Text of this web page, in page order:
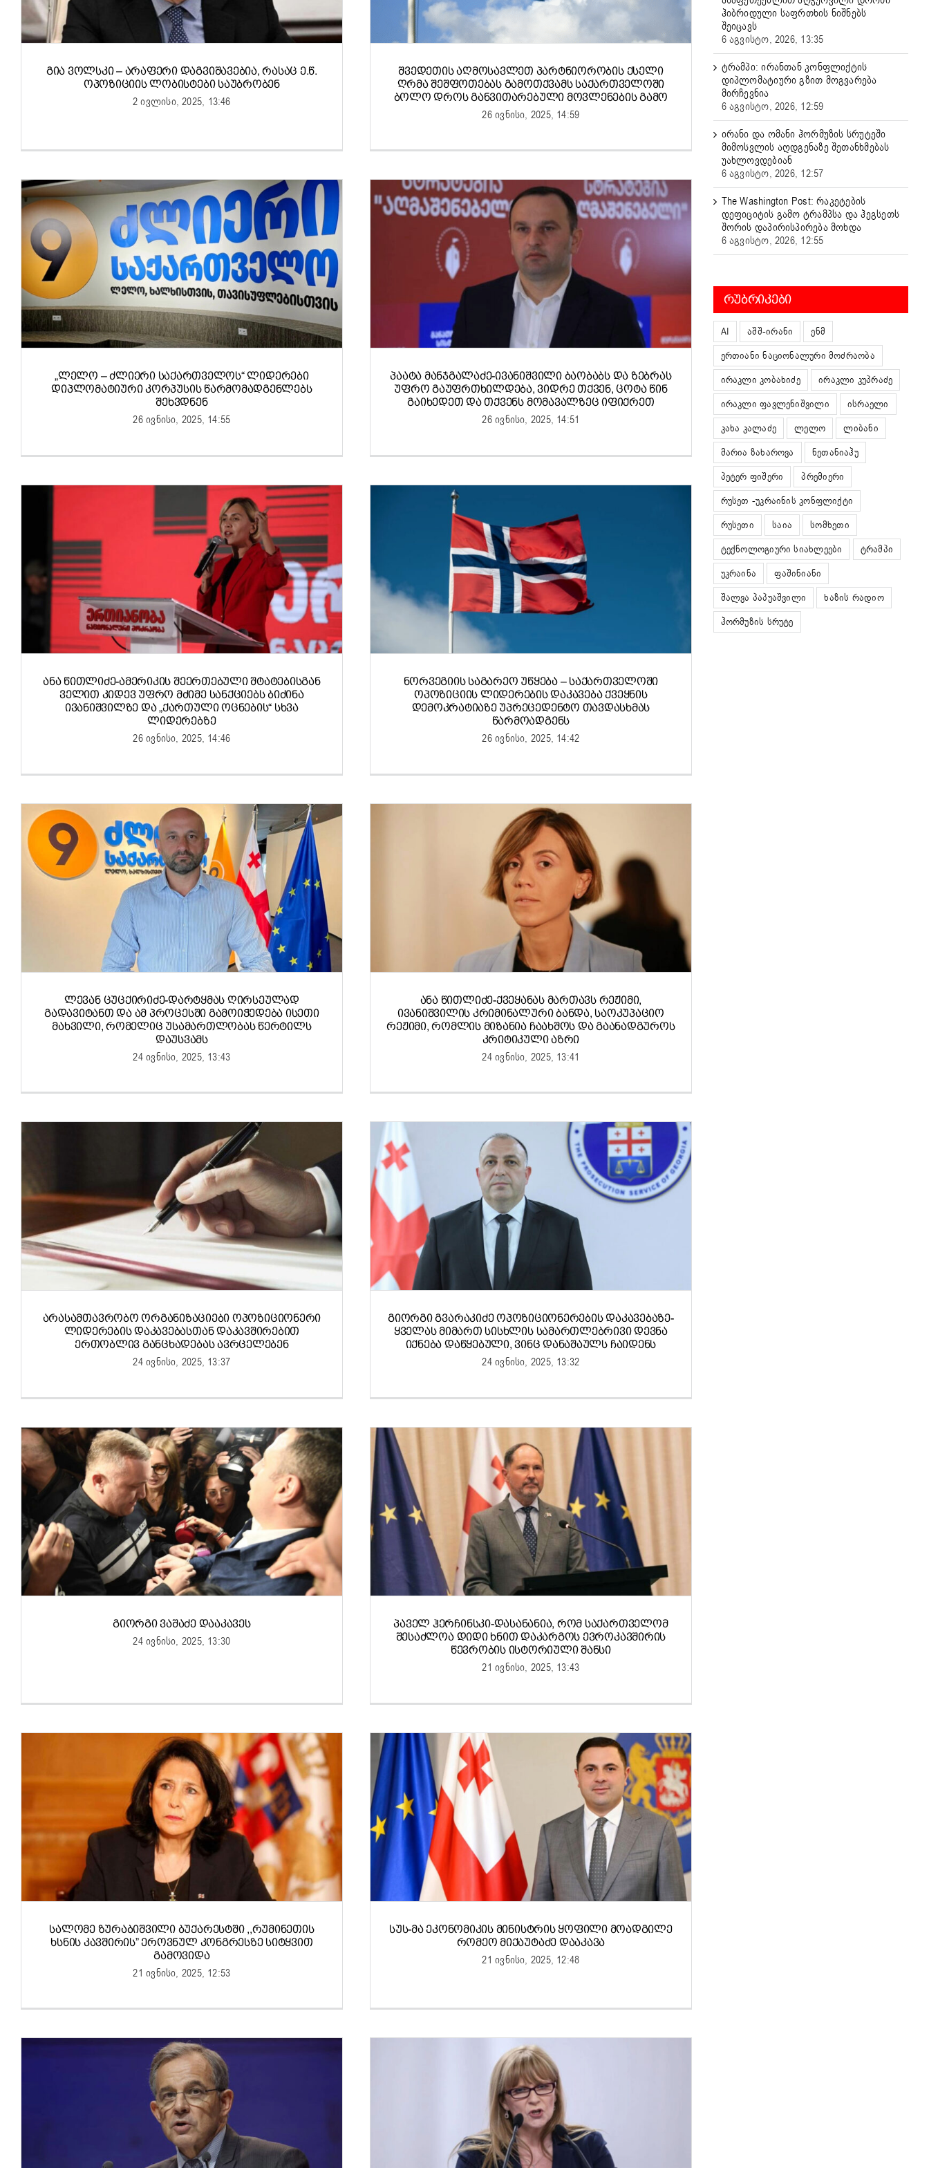
ᲒᲘᲐ ᲕᲝᲚᲡᲙᲘ – ᲐᲠᲐᲤᲔᲠᲘ ᲓᲐᲒᲕᲘᲨᲐᲕᲔᲑᲘᲐ, ᲠᲐᲡᲐᲪ Ე.Წ.
ᲝᲞᲝᲖᲘᲪᲘᲘᲡ ᲚᲝᲑᲘᲡᲢᲔᲑᲘ ᲡᲐᲣᲑᲠᲝᲑᲔᲜ
2 ივლისი, 2025, 13:46
ᲨᲕᲔᲓᲔᲗᲘᲡ ᲐᲦᲛᲝᲡᲐᲕᲚᲔᲗ ᲞᲐᲠᲢᲜᲘᲝᲠᲝᲑᲘᲡ ᲥᲡᲔᲚᲘ
ᲦᲠᲛᲐ ᲨᲔᲨᲤᲝᲗᲔᲑᲐᲡ ᲒᲐᲛᲝᲗᲥᲕᲐᲛᲡ ᲡᲐᲥᲐᲠᲗᲕᲔᲚᲝᲨᲘ
ᲑᲝᲚᲝ ᲓᲠᲝᲡ ᲒᲐᲜᲕᲘᲗᲐᲠᲔᲑᲣᲚᲘ ᲛᲝᲕᲚᲔᲜᲔᲑᲘᲡ ᲒᲐᲛᲝ
26 ივნისი, 2025, 14:59
„ᲚᲔᲚᲝ – ᲫᲚᲘᲔᲠᲘ ᲡᲐᲥᲐᲠᲗᲕᲔᲚᲝᲡ“ ᲚᲘᲓᲔᲠᲔᲑᲘ
ᲓᲘᲞᲚᲝᲛᲐᲢᲘᲣᲠᲘ ᲙᲝᲠᲞᲣᲡᲘᲡ ᲬᲐᲠᲛᲝᲛᲐᲓᲒᲔᲜᲚᲔᲑᲡ
ᲨᲔᲮᲕᲓᲜᲔᲜ
26 ივნისი, 2025, 14:55
ᲞᲐᲐᲢᲐ ᲛᲐᲜᲯᲒᲐᲚᲐᲫᲔ-ᲘᲕᲐᲜᲘᲨᲕᲘᲚᲘ ᲑᲐᲝᲑᲐᲑᲡ ᲓᲐ ᲖᲔᲑᲠᲐᲡ
ᲣᲤᲠᲝ ᲒᲐᲣᲤᲠᲗᲮᲘᲚᲓᲔᲑᲐ, ᲕᲘᲓᲠᲔ ᲗᲥᲕᲔᲜ, ᲪᲝᲢᲐ ᲬᲘᲜ
ᲒᲐᲘᲮᲔᲓᲔᲗ ᲓᲐ ᲗᲥᲕᲔᲜᲡ ᲛᲝᲛᲐᲕᲐᲚᲖᲔᲪ ᲘᲤᲘᲥᲠᲔᲗ
26 ივნისი, 2025, 14:51
ᲐᲜᲐ ᲬᲘᲗᲚᲘᲫᲔ-ᲐᲛᲔᲠᲘᲙᲘᲡ ᲨᲔᲔᲠᲗᲔᲑᲣᲚᲘ ᲨᲢᲐᲢᲔᲑᲘᲡᲒᲐᲜ
ᲕᲔᲚᲘᲗ ᲙᲘᲓᲔᲕ ᲣᲤᲠᲝ ᲛᲫᲘᲛᲔ ᲡᲐᲜᲥᲪᲘᲔᲑᲡ ᲑᲘᲫᲘᲜᲐ
ᲘᲕᲐᲜᲘᲨᲕᲘᲚᲖᲔ ᲓᲐ „ᲥᲐᲠᲗᲣᲚᲘ ᲝᲪᲜᲔᲑᲘᲡ“ ᲡᲮᲕᲐ
ᲚᲘᲓᲔᲠᲔᲑᲖᲔ
26 ივნისი, 2025, 14:46
ᲜᲝᲠᲕᲔᲒᲘᲘᲡ ᲡᲐᲒᲐᲠᲔᲝ ᲣᲬᲧᲔᲑᲐ – ᲡᲐᲥᲐᲠᲗᲕᲔᲚᲝᲨᲘ
ᲝᲞᲝᲖᲘᲪᲘᲘᲡ ᲚᲘᲓᲔᲠᲔᲑᲘᲡ ᲓᲐᲙᲐᲕᲔᲑᲐ ᲥᲕᲔᲧᲜᲘᲡ
ᲓᲔᲛᲝᲙᲠᲐᲢᲘᲐᲖᲔ ᲣᲞᲠᲔᲪᲔᲓᲔᲜᲢᲝ ᲗᲐᲕᲓᲐᲡᲮᲛᲐᲡ
ᲬᲐᲠᲛᲝᲐᲓᲒᲔᲜᲡ
26 ივნისი, 2025, 14:42
ᲚᲔᲕᲐᲜ ᲪᲣᲪᲥᲘᲠᲘᲫᲔ-ᲓᲐᲠᲢᲧᲛᲐᲡ ᲦᲘᲠᲡᲔᲣᲚᲐᲓ
ᲒᲐᲓᲐᲕᲘᲢᲐᲜᲗ ᲓᲐ ᲐᲛ ᲞᲠᲝᲪᲔᲡᲨᲘ ᲒᲐᲛᲝᲘᲭᲔᲓᲔᲑᲐ ᲘᲡᲔᲗᲘ
ᲛᲐᲮᲕᲘᲚᲘ, ᲠᲝᲛᲔᲚᲘᲪ ᲣᲡᲐᲛᲐᲠᲗᲚᲝᲑᲐᲡ ᲬᲔᲠᲢᲘᲚᲡ
ᲓᲐᲣᲡᲕᲐᲛᲡ
24 ივნისი, 2025, 13:43
ᲐᲜᲐ ᲬᲘᲗᲚᲘᲫᲔ-ᲥᲕᲔᲧᲐᲜᲐᲡ ᲛᲐᲠᲗᲐᲕᲡ ᲠᲔᲟᲘᲛᲘ,
ᲘᲕᲐᲜᲘᲨᲕᲘᲚᲘᲡ ᲙᲠᲘᲛᲘᲜᲐᲚᲣᲠᲘ ᲑᲐᲜᲓᲐ, ᲡᲐᲝᲙᲣᲞᲐᲪᲘᲝ
ᲠᲔᲟᲘᲛᲘ, ᲠᲝᲛᲚᲘᲡ ᲛᲘᲖᲐᲜᲘᲐ ᲩᲐᲐᲮᲨᲝᲡ ᲓᲐ ᲒᲐᲐᲜᲐᲓᲒᲣᲠᲝᲡ
ᲙᲠᲘᲢᲘᲙᲣᲚᲘ ᲐᲖᲠᲘ
24 ივნისი, 2025, 13:41
ᲐᲠᲐᲡᲐᲛᲗᲐᲕᲠᲝᲑᲝ ᲝᲠᲒᲐᲜᲘᲖᲐᲪᲘᲔᲑᲘ ᲝᲞᲝᲖᲘᲪᲘᲝᲜᲔᲠᲘ
ᲚᲘᲓᲔᲠᲔᲑᲘᲡ ᲓᲐᲙᲐᲕᲔᲑᲐᲡᲗᲐᲜ ᲓᲐᲙᲐᲕᲨᲘᲠᲔᲑᲘᲗ
ᲔᲠᲗᲝᲑᲚᲘᲕ ᲒᲐᲜᲪᲮᲐᲓᲔᲑᲐᲡ ᲐᲕᲠᲪᲔᲚᲔᲑᲔᲜ
24 ივნისი, 2025, 13:37
ᲒᲘᲝᲠᲒᲘ ᲒᲕᲐᲠᲐᲙᲘᲫᲔ ᲝᲞᲝᲖᲘᲪᲘᲝᲜᲔᲠᲔᲑᲘᲡ ᲓᲐᲙᲐᲕᲔᲑᲐᲖᲔ-
ᲧᲕᲔᲚᲐᲡ ᲛᲘᲛᲐᲠᲗ ᲡᲘᲡᲮᲚᲘᲡ ᲡᲐᲛᲐᲠᲗᲚᲔᲑᲠᲘᲕᲘ ᲓᲔᲕᲜᲐ
ᲘᲥᲜᲔᲑᲐ ᲓᲐᲬᲧᲔᲑᲣᲚᲘ, ᲕᲘᲜᲪ ᲓᲐᲜᲐᲨᲐᲣᲚᲡ ᲩᲐᲘᲓᲔᲜᲡ
24 ივნისი, 2025, 13:32
ᲒᲘᲝᲠᲒᲘ ᲕᲐᲨᲐᲫᲔ ᲓᲐᲐᲙᲐᲕᲔᲡ
24 ივნისი, 2025, 13:30
ᲞᲐᲕᲔᲚ ᲰᲔᲠᲩᲘᲜᲡᲙᲘ-ᲓᲐᲡᲐᲜᲐᲜᲘᲐ, ᲠᲝᲛ ᲡᲐᲥᲐᲠᲗᲕᲔᲚᲝᲛ
ᲨᲔᲡᲐᲫᲚᲝᲐ ᲓᲘᲓᲘ ᲮᲜᲘᲗ ᲓᲐᲙᲐᲠᲒᲝᲡ ᲔᲕᲠᲝᲙᲐᲕᲨᲘᲠᲘᲡ
ᲬᲔᲕᲠᲝᲑᲘᲡ ᲘᲡᲢᲝᲠᲘᲣᲚᲘ ᲨᲐᲜᲡᲘ
21 ივნისი, 2025, 13:43
ᲡᲐᲚᲝᲛᲔ ᲖᲣᲠᲐᲑᲘᲨᲕᲘᲚᲘ ᲑᲣᲥᲐᲠᲔᲡᲢᲨᲘ ,,ᲠᲣᲛᲘᲜᲔᲗᲘᲡ
ᲮᲡᲜᲘᲡ ᲙᲐᲕᲨᲘᲠᲘᲡ” ᲔᲠᲝᲕᲜᲣᲚ ᲙᲝᲜᲒᲠᲔᲡᲖᲔ ᲡᲘᲢᲧᲕᲘᲗ
ᲒᲐᲛᲝᲕᲘᲓᲐ
21 ივნისი, 2025, 12:53
ᲡᲣᲡ-ᲛᲐ ᲔᲙᲝᲜᲝᲛᲘᲙᲘᲡ ᲛᲘᲜᲘᲡᲢᲠᲘᲡ ᲧᲝᲤᲘᲚᲘ ᲛᲝᲐᲓᲒᲘᲚᲔ
ᲠᲝᲛᲔᲝ ᲛᲘᲥᲐᲣᲢᲐᲫᲔ ᲓᲐᲐᲙᲐᲕᲐ
21 ივნისი, 2025, 12:48
ჰიბრიდული საფრთხის ნიშნებს
შეიცავს
6 აგვისტო, 2026, 13:35
ტრამპი: ირანთან კონფლიქტის
დიპლომატიური გზით მოგვარება
მირჩევნია
6 აგვისტო, 2026, 12:59
ირანი და ომანი ჰორმუზის სრუტეში
მიმოსვლის აღდგენაზე შეთანხმებას
უახლოვდებიან
6 აგვისტო, 2026, 12:57
The Washington Post: რაკეტების
დეფიციტის გამო ტრამპსა და ჰეგსეთს
შორის დაპირისპირება მოხდა
6 აგვისტო, 2026, 12:55
ᲠᲣᲑᲠᲘᲙᲔᲑᲘ
AI აშშ-ირანი
ენმ
ერთიანი ნაციონალური მოძრაობა
ირაკლი კობახიძე
ირაკლი კუპრაძე
ირაკლი ფავლენიშვილი
ისრაელი
კახა კალაძე
ლელო
ლიბანი
მარია ზახაროვა
ნეთანიაჰუ
პეტერ ფიშერი
პრემიერი
რუსეთ -უკრაინის კონფლიქტი
რუსეთი
საია
სომხეთი
ტექნოლოგიური სიახლეები
ტრამპი
უკრაინა
ფაშინიანი
შალვა პაპუაშვილი
ხაზის რადიო
ჰორმუზის სრუტე